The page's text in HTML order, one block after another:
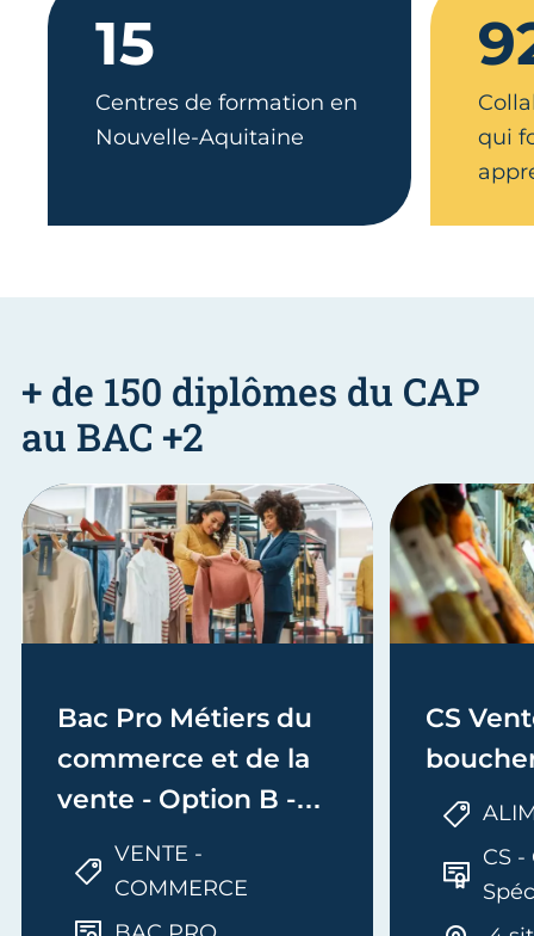
15
Centres de formation en
Nouvelle-Aquitaine
qui
+ de 150 diplômes du CAP
au BAC +2
Bac Pro Métiers du
commerce et de la
vente - Option B -
Prospection
clientèle et
valorisation de l’offre
VENTE -
COMMERCE
CS
CS